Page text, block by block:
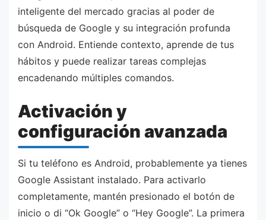
inteligente del mercado gracias al poder de
búsqueda de Google y su integración profunda
con Android. Entiende contexto, aprende de tus
hábitos y puede realizar tareas complejas
encadenando múltiples comandos.
Activación y
configuración avanzada
Si tu teléfono es Android, probablemente ya tienes
Google Assistant instalado. Para activarlo
completamente, mantén presionado el botón de
inicio o di “Ok Google” o “Hey Google”. La primera